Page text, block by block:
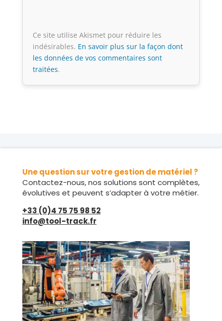
Ce site utilise Akismet pour réduire les
indésirables. En savoir plus sur la façon dont
les données de vos commentaires sont
traitées.
Une question sur votre gestion de matériel ?
Contactez-nous, nos solutions sont complètes,
évolutives et peuvent s’adapter à votre métier.
+33 (0)4 75 75 98 52
info@tool-track.fr